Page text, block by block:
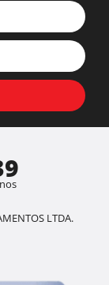
LTDA.